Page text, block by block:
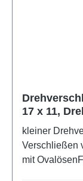
17 x 11,
kleiner
Verschließen
mit